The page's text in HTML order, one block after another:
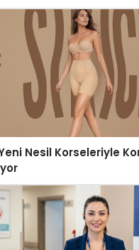
Nesil Korseleriyle